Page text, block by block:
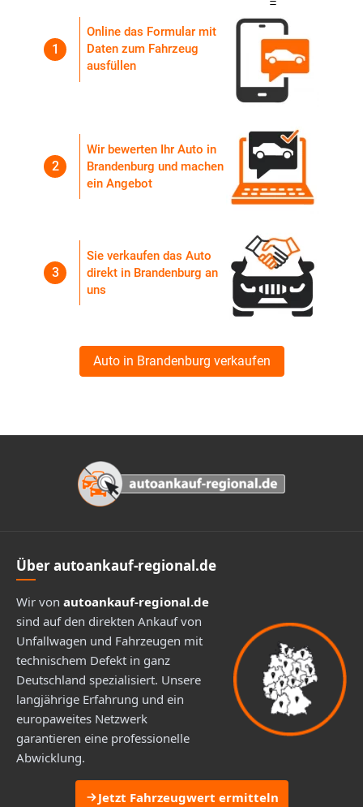
1
Online das Formular mit
Daten zum Fahrzeug
ausfüllen
2
Wir bewerten Ihr Auto in
Brandenburg und machen
ein Angebot
3
Sie verkaufen das Auto
direkt in Brandenburg an
uns
Auto in Brandenburg verkaufen
Über autoankauf-regional.de
Wir von autoankauf-regional.de
sind auf den direkten Ankauf von
Unfallwagen und Fahrzeugen mit
technischem Defekt in ganz
Deutschland spezialisiert. Unsere
langjährige Erfahrung und ein
europaweites Netzwerk
garantieren eine professionelle
Abwicklung.
Jetzt Fahrzeugwert ermitteln